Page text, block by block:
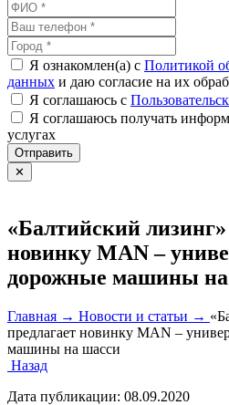
Я ознакомлен(а) с Политикой
данных и даю согласие на их
Я соглашаюсь c
Я соглашаюсь получать
услугах
Отправить
✕
«Балтийский лизинг»
новинку MAN –
дорожные машины
Главная → Новости и статьи →
предлагает новинку MAN –
машины на шасси
Назад
Дата публикации: 08.09.2020